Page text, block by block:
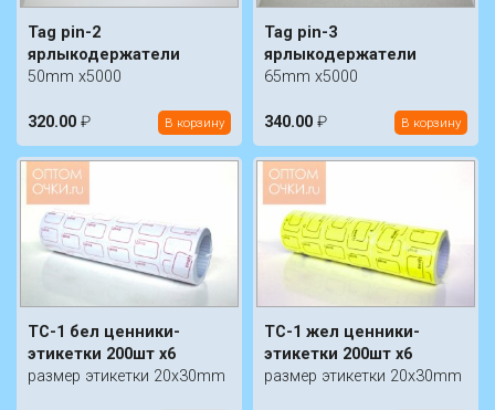
Tag pin-2
ярлыкодержатели
50mm x5000
320.00 ₽ В корзину
Tag pin-3
ярлыкодержатели
65mm x5000
340.00 ₽ В корзину
TC-1 бел ценники-
этикетки 200шт х6
размер этикетки 20х30mm
TC-1 жел ценники-
этикетки 200шт х6
размер этикетки 20х30mm